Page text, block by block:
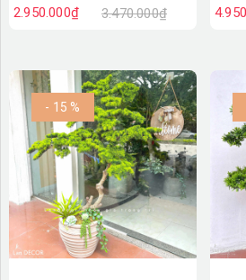
2.950.000₫ 3.470.000₫
Cầu
- 15 %